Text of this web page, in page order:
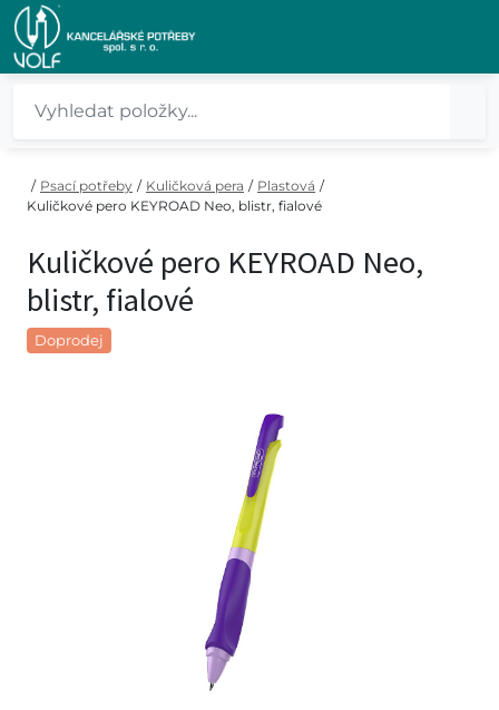
/ Psací potřeby / Kuličková pera / Plastová /
Kuličkové pero KEYROAD Neo, blistr, fialové
Kuličkové pero KEYROAD Neo,
blistr, fialové
Doprodej